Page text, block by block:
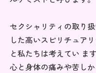
セクシャリティの取り
した高いスピリチュア
と私たちは考えてい ま
心と身体の痛みや苦し